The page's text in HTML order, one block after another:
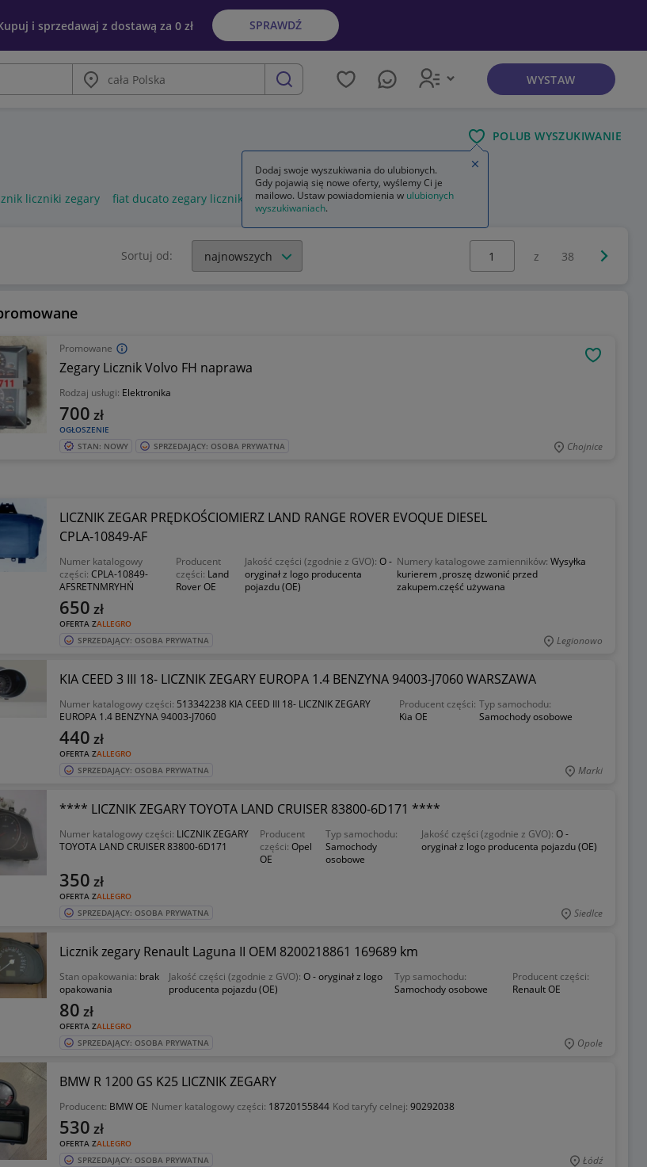
i sprzedawaj z dostawą za 0 zł SPRAWDŹ
Miasto
szukaj
WYSTAW
POLUB WYSZUKIWANIE
liczniki zegary fiat ducato zegary licznik licznik zegary ford c-max
Sortuj od: z 38
Promowane
Zegary Licznik Volvo FH naprawa
Rodzaj usługi: Elektronika
OGŁOSZENIE
700 zł
STAN: NOWY SPRZEDAJĄCY: OSOBA PRYWATNA Chojnice
LICZNIK ZEGAR PRĘDKOŚCIOMIERZ LAND RANGE ROVER EVOQUE DIESEL
CPLA-10849-AF
Numer katalogowy
części: CPLA-10849-
AFSRETNMRYHŃ
Producent
części: Land
Rover OE
Jakość części (zgodnie z GVO):O -
oryginał z logo producenta
pojazdu (OE)
Numery katalogowe zamienników: Wysyłka
kurierem ,proszę dzwonić przed
zakupem.część używana
OFERTA ZALLEGRO
650 zł
SPRZEDAJĄCY: OSOBA PRYWATNA Legionowo
KIA CEED 3 III 18- LICZNIK ZEGARY EUROPA 1.4 BENZYNA 94003-J7060 WARSZAWA
Numer katalogowy części: 513342238 KIA CEED III 18- LICZNIK ZEGARY
EUROPA 1.4 BENZYNA 94003-J7060
Producent części:
Kia OE
Typ samochodu:
Samochody osobowe
OFERTA ZALLEGRO
440 zł
SPRZEDAJĄCY: OSOBA PRYWATNA Marki
**** LICZNIK ZEGARY TOYOTA LAND CRUISER 83800-6D171 ****
Numer katalogowy części: LICZNIK ZEGARY
TOYOTA LAND CRUISER 83800-6D171
Producent
części: Opel
OE
Typ samochodu:
Samochody
osobowe
Jakość części (zgodnie z GVO): O -
oryginał z logo producenta pojazdu (OE)
OFERTA ZALLEGRO
350 zł
SPRZEDAJĄCY: OSOBA PRYWATNA Siedlce
Licznik zegary Renault Laguna II OEM 8200218861 169689 km
Stan opakowania: brak
opakowania
Jakość części (zgodnie z GVO): O - oryginał z logo
producenta pojazdu (OE)
Typ samochodu:
Samochody osobowe
Producent części:
Renault OE
OFERTA ZALLEGRO
80 zł
SPRZEDAJĄCY: OSOBA PRYWATNA Opole
BMW R 1200 GS K25 LICZNIK ZEGARY
Producent: BMW OE Numer katalogowy części: 18720155844 Kod taryfy celnej: 90292038
OFERTA ZALLEGRO
530 zł
SPRZEDAJĄCY: OSOBA PRYWATNA Łódź
Dodaj swoje wyszukiwania do ulubionych.
Gdy pojawią się nowe oferty, wyślemy Ci je
mailowo. Ustaw powiadomienia w ulubionych
wyszukiwaniach.
Zamknij wskazówkę